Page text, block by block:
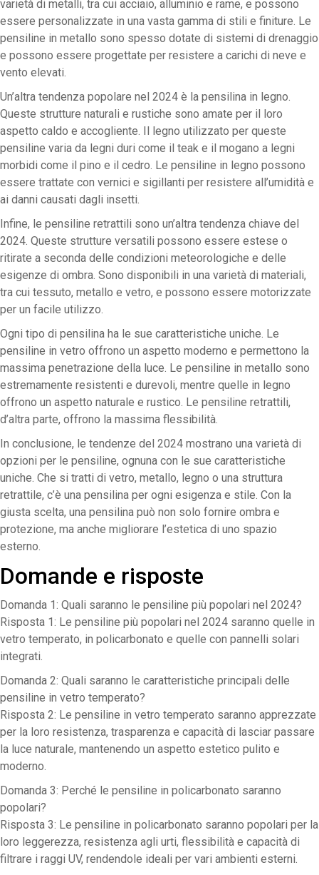
varietà di metalli, tra cui acciaio, alluminio e rame, e possono
essere personalizzate in una vasta gamma di stili e finiture. Le
pensiline in metallo sono spesso dotate di sistemi di drenaggio
e possono essere progettate per resistere a carichi di neve e
vento elevati.
Un’altra tendenza popolare nel 2024 è la pensilina in legno.
Queste strutture naturali e rustiche sono amate per il loro
aspetto caldo e accogliente. Il legno utilizzato per queste
pensiline varia da legni duri come il teak e il mogano a legni
morbidi come il pino e il cedro. Le pensiline in legno possono
essere trattate con vernici e sigillanti per resistere all’umidità e
ai danni causati dagli insetti.
Infine, le pensiline retrattili sono un’altra tendenza chiave del
2024. Queste strutture versatili possono essere estese o
ritirate a seconda delle condizioni meteorologiche e delle
esigenze di ombra. Sono disponibili in una varietà di materiali,
tra cui tessuto, metallo e vetro, e possono essere motorizzate
per un facile utilizzo.
Ogni tipo di pensilina ha le sue caratteristiche uniche. Le
pensiline in vetro offrono un aspetto moderno e permettono la
massima penetrazione della luce. Le pensiline in metallo sono
estremamente resistenti e durevoli, mentre quelle in legno
offrono un aspetto naturale e rustico. Le pensiline retrattili,
d’altra parte, offrono la massima flessibilità.
In conclusione, le tendenze del 2024 mostrano una varietà di
opzioni per le pensiline, ognuna con le sue caratteristiche
uniche. Che si tratti di vetro, metallo, legno o una struttura
retrattile, c’è una pensilina per ogni esigenza e stile. Con la
giusta scelta, una pensilina può non solo fornire ombra e
protezione, ma anche migliorare l’estetica di uno spazio
esterno.
Domande e risposte
Domanda 1: Quali saranno le pensiline più popolari nel 2024?
Risposta 1: Le pensiline più popolari nel 2024 saranno quelle in
vetro temperato, in policarbonato e quelle con pannelli solari
integrati.
Domanda 2: Quali saranno le caratteristiche principali delle
pensiline in vetro temperato?
Risposta 2: Le pensiline in vetro temperato saranno apprezzate
per la loro resistenza, trasparenza e capacità di lasciar passare
la luce naturale, mantenendo un aspetto estetico pulito e
moderno.
Domanda 3: Perché le pensiline in policarbonato saranno
popolari?
Risposta 3: Le pensiline in policarbonato saranno popolari per la
loro leggerezza, resistenza agli urti, flessibilità e capacità di
filtrare i raggi UV, rendendole ideali per vari ambienti esterni.